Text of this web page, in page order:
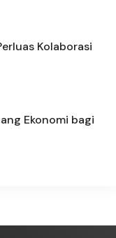
Kolaborasi
Ekonomi bagi